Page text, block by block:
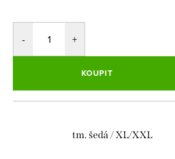
KOUPIT
tm. šedá / XL/XXL